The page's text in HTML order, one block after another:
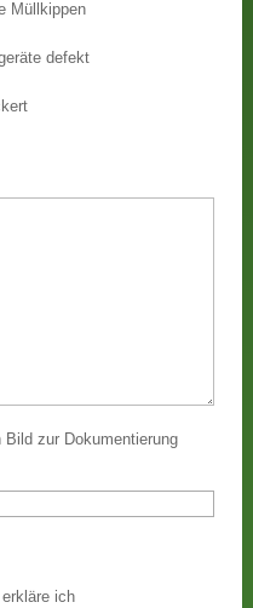
Müllkippen
defekt
Bild zur Dokumentierung
erkläre ich